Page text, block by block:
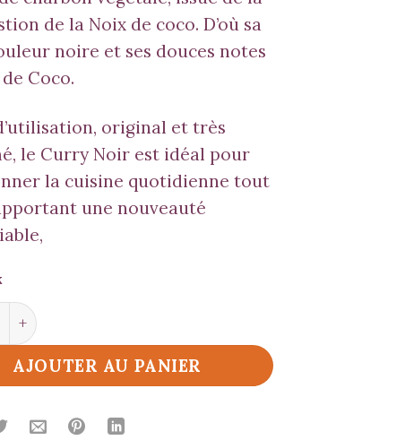
de la Noix de coco. D’où sa
noire et ses douces notes
Coco.
original et très
le Curry Noir est idéal pour
la cuisine quotidienne tout
une nouveauté
de Curry Noir
AJOUTER AU PANIER